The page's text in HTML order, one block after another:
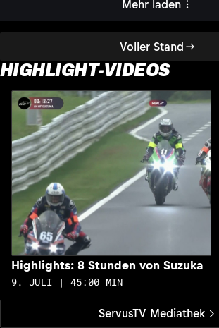
Voller Stand
Mehr laden
HIGHLIGHT-VIDEOS
ServusTV Mediathek
Highlights: 8 Stunden von Suzuka
9. JULI | 45:00 MIN